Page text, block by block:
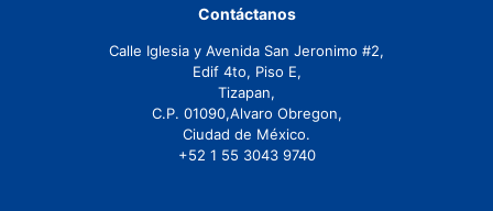
Contáctanos
Calle Iglesia y Avenida San Jeronimo #2,
Edif 4to, Piso E,
Tizapan,
C.P. 01090,Alvaro Obregon,
Ciudad de México.
+52 1 55 3043 9740